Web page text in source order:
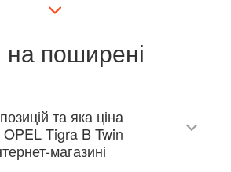
на поширені
та яка ціна
Tigra B Twin
магазині